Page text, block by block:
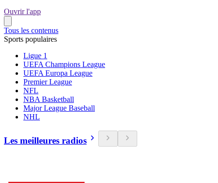
Ouvrir l'app
Tous les contenus
Sports populaires
Ligue 1
UEFA Champions League
UEFA Europa League
Premier League
NFL
NBA Basketball
Major League Baseball
NHL
Les meilleures radios